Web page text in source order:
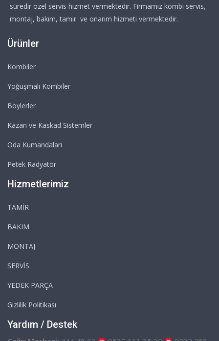
süredir özel servis hizmet vermektedir. Firmamız kombi servis,
montaj, bakım, tamir ve onarım hizmeti vermektedir.
Ürünler
Kombiler
Yoğuşmalı Kombiler
Boylerler
Kazan ve Kaskad Sistemler
Oda Kumandaları
Petek Radyatör
Hizmetlerimiz
TAMİR
BAKIM
MONTAJ
SERVİS
YEDEK PARÇA
Gizlilik Politikası
Yardım / Destek